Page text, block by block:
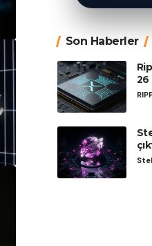
Son Haberler
26